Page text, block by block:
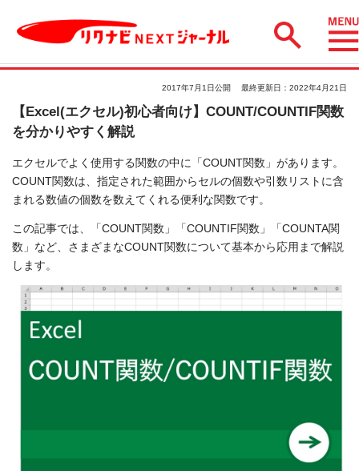
2017年7月1日公開 最終更新日：2022年4月21日
【Excel(エクセル)初心者向け】COUNT/COUNTIF関数
を分かりやすく解説
エクセルでよく使用する関数の中に「COUNT関数」があります。
COUNT関数は、指定された範囲からセルの個数や引数リストに含
まれる数値の個数を数えてくれる便利な関数です。
この記事では、「COUNT関数」「COUNTIF関数」「COUNTA関
数」など、さまざまなCOUNT関数について基本から応用まで解説
します。